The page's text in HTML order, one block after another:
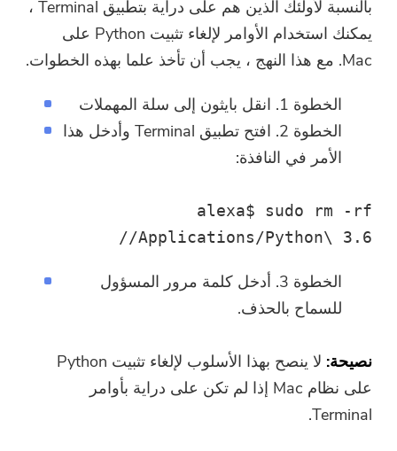
بالنسبة لأولئك الذين هم على دراية بتطبيق Terminal ،
يمكنك استخدام الأوامر لإلغاء تثبيت Python على
Mac. مع هذا النهج ، يجب أن تأخذ علما بهذه الخطوات.
الخطوة 1. انقل بايثون إلى سلة المهملات
الخطوة 2. افتح تطبيق Terminal وأدخل هذا
الأمر في النافذة:
alexa$ sudo rm -rf
/Applications/Python\ 3.6/
الخطوة 3. أدخل كلمة مرور المسؤول
للسماح بالحذف.
نصيحة:
لا ينصح بهذا الأسلوب لإلغاء تثبيت Python
على نظام Mac إذا لم تكن على دراية بأوامر
Terminal.